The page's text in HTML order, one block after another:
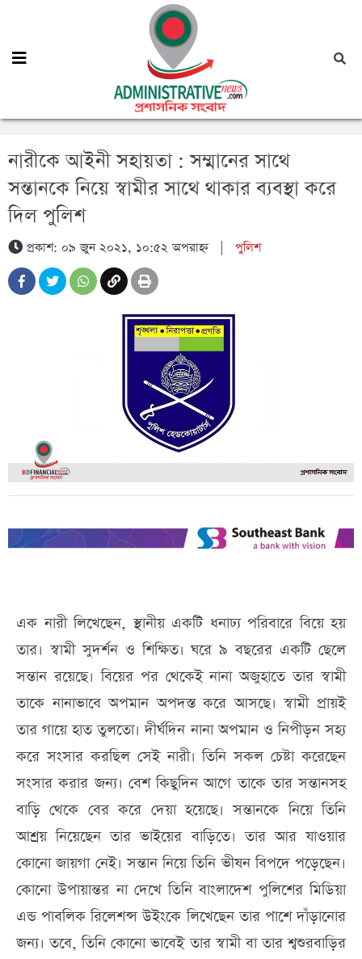
নারীকে আইনী সহায়তা : সম্মানের সাথে
সন্তানকে নিয়ে স্বামীর সাথে থাকার ব্যবস্থা করে
দিল পুলিশ
প্রকাশ: ০৯ জুন ২০২১, ১০:৫২ অপরাহ্ন| পুলিশ
এক নারী লিখেছেন, স্থানীয় একটি ধনাঢ্য পরিবারে বিয়ে হয়
তার। স্বামী সুদর্শন ও শিক্ষিত। ঘরে ৯ বছরের একটি ছেলে
সন্তান রয়েছে। বিয়ের পর থেকেই নানা অজুহাতে তার স্বামী
তাকে নানাভাবে অপমান অপদস্ত করে আসছে। স্বামী প্রায়ই
তার গায়ে হাত তুলতো। দীর্ঘদিন নানা অপমান ও নিপীড়ন সহ্য
করে সংসার করছিল সেই নারী। তিনি সকল চেষ্টা করেছেন
সংসার করার জন্য। বেশ কিছুদিন আগে তাকে তার সন্তানসহ
বাড়ি থেকে বের করে দেয়া হয়েছে। সন্তানকে নিয়ে তিনি
আশ্রয় নিয়েছেন তার ভাইয়ের বাড়িতে। তার আর যাওয়ার
কোনো জায়গা নেই। সন্তান নিয়ে তিনি ভীষন বিপদে পড়েছেন।
কোনো উপায়ান্তর না দেখে তিনি বাংলাদেশ পুলিশের মিডিয়া
এন্ড পাবলিক রিলেশন্স উইংকে লিখেছেন তার পাশে দাঁড়ানোর
জন্য। তবে, তিনি কোনো ভাবেই তার স্বামী বা তার শ্বশুরবাড়ির